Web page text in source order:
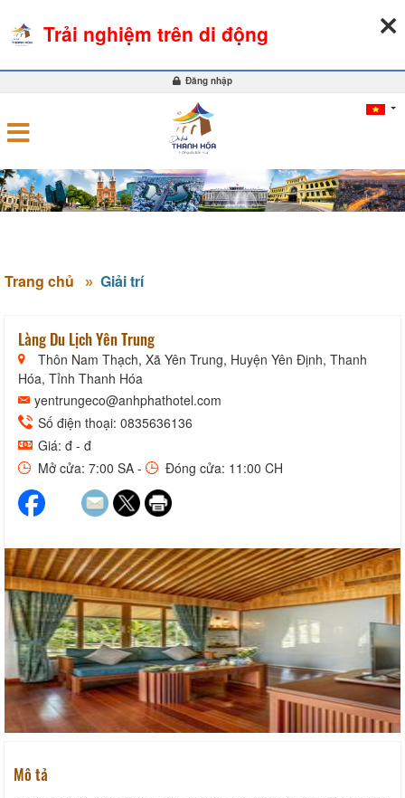
Đăng nhập
Trang chủ Giải trí
Làng Du Lịch Yên Trung
Thôn Nam Thạch, Xã Yên Trung, Huyện Yên Định, Thanh
Hóa, Tỉnh Thanh Hóa
yentrungeco@anhphathotel.com
Số điện thoại: 0835636136
Giá: đ - đ
Mở cửa: 7:00 SA -
Đóng cửa: 11:00 CH
Mô tả
Trải nghiệm trên di động